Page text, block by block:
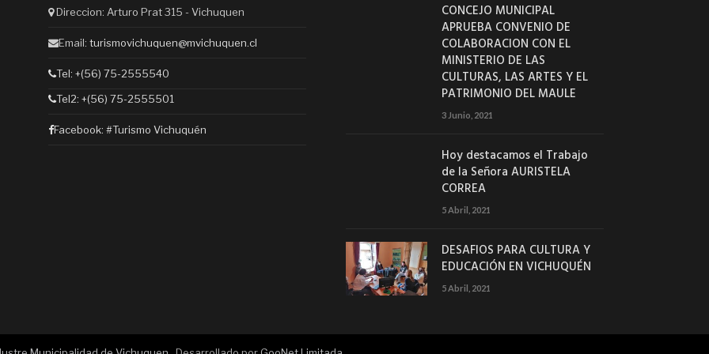
Direccion: Arturo Prat 315 - Vichuquen
Email: turismovichuquen@mvichuquen.cl
Tel: +(56) 75-2555540
Tel2: +(56) 75-2555501
Facebook: #Turismo Vichuquén
CONCEJO MUNICIPAL
APRUEBA CONVENIO DE
COLABORACION CON EL
MINISTERIO DE LAS
CULTURAS, LAS ARTES Y EL
PATRIMONIO DEL MAULE
3 Junio, 2021
Hoy destacamos el Trabajo
de la Señora AURISTELA
CORREA
5 Abril, 2021
DESAFIOS PARA CULTURA Y
EDUCACIÓN EN VICHUQUÉN
5 Abril, 2021